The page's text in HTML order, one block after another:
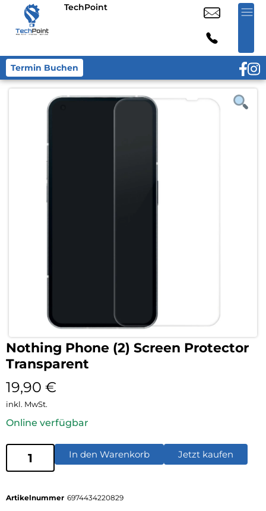
TechPoint
Termin Buchen
Nothing Phone (2) Screen Protector
Transparent
19,90 €
inkl. MwSt.
Online verfügbar
In den Warenkorb Jetzt kaufen
Artikelnummer 6974434220829